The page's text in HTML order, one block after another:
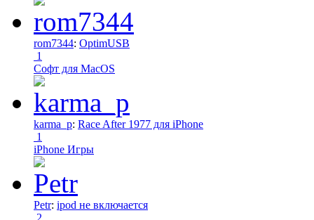
rom7344: OptimUSB
1
Софт для MacOS
karma_p: Race After 1977 для iPhone
1
iPhone Игры
Petr: ipod не включается